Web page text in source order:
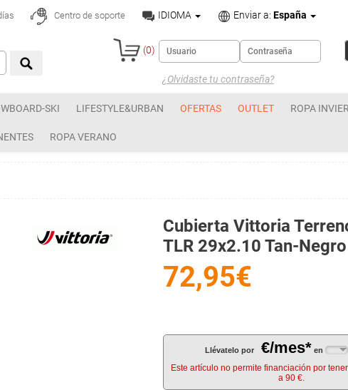
Centro de soporte IDIOMA Enviar a: España
(0)
¿Olvidaste tu contraseña?
SKI LIFESTYLE&URBAN OFERTAS OUTLET ROPA
ROPA VERANO
Cubierta Vittoria
TLR 29x2.10 Tan-Negro
72,95€
Llévatelo por €/mes* en
Este artículo no permite financiación por
a 90 €.